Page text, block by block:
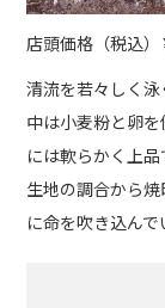
店頭価格（税込
清流を若々しく泳
中は小麦粉と卵
には軟らかく上
生地の調合から
に命を吹き込んで